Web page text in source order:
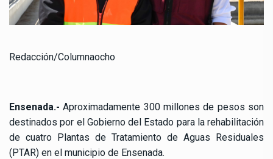
Redacción/Columnaocho
Ensenada.- Aproximadamente 300 millones de pesos son
destinados por el Gobierno del Estado para la rehabilitación
de cuatro Plantas de Tratamiento de Aguas Residuales
(PTAR) en el municipio de Ensenada.